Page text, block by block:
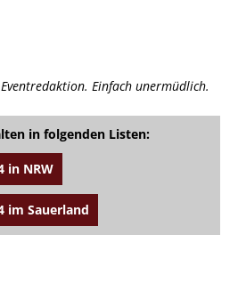
Einfach unermüdlich.
in folgenden Listen:
in NRW
im Sauerland